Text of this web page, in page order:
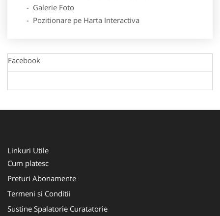
- Galerie Foto
- Pozitionare pe Harta Interactiva
Facebook
Linkuri Utile
Cum platesc
Preturi Abonamente
Termeni si Conditii
Sustine Spalatorie Curatatorie